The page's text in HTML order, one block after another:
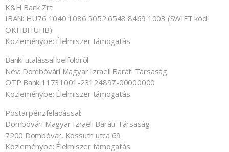
K&H Bank Zrt.
IBAN: HU76 1040 1086 5052 6548 8469 1003 (SWIFT kód:
OKHBHUHB)
Közleménybe: Élelmiszer támogatás
Banki utalással belföldről
Név: Dombóvári Magyar Izraeli Baráti Társaság
OTP Bank 11731001-23124897-00000000
Közleménybe: Élelmiszer támogatás
Postai pénzfeladással:
Dombóvári Magyar Izraeli Baráti Társaság
7200 Dombóvár, Kossuth utca 69
Közleménybe: Élelmiszer támogatás